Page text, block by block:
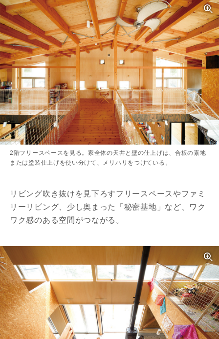
2階フリースペースを見る。家全体の天井と壁の仕上げは、合板の素地
または塗装仕上げを使い分けて、メリハリをつけている。
リビング吹き抜けを見下ろすフリースペースやファミ
リーリビング、少し奥まった「秘密基地」など、ワク
ワク感のある空間がつながる。